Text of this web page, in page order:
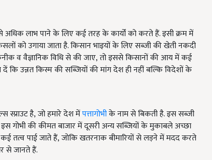
लाभ पाने के लिए कई तरह के कार्यों को करते हैं. इसी क्रम में
को उगाया जाता है. किसान भाइयों के लिए सब्जी की खेती नकदी
व वैज्ञानिक विधि से की जाए, तो इससे किसानों की आय में कई
कि उन्नत किस्म की सब्जियों की मांग देश ही नहीं बल्कि विदेशों के
है, जो हमारे देश मेंपत्तागोभीके नाम से बिकती है. इस सब्जी
इस गोभी की कीमत बाजार में दूसरी अन्य सब्जियों के मुकाबले अच्छा
तत्व पाई जाते हैं, जोकि खतरनाक बीमारियों से लड़ने में मदद करते
से जानते हैं.